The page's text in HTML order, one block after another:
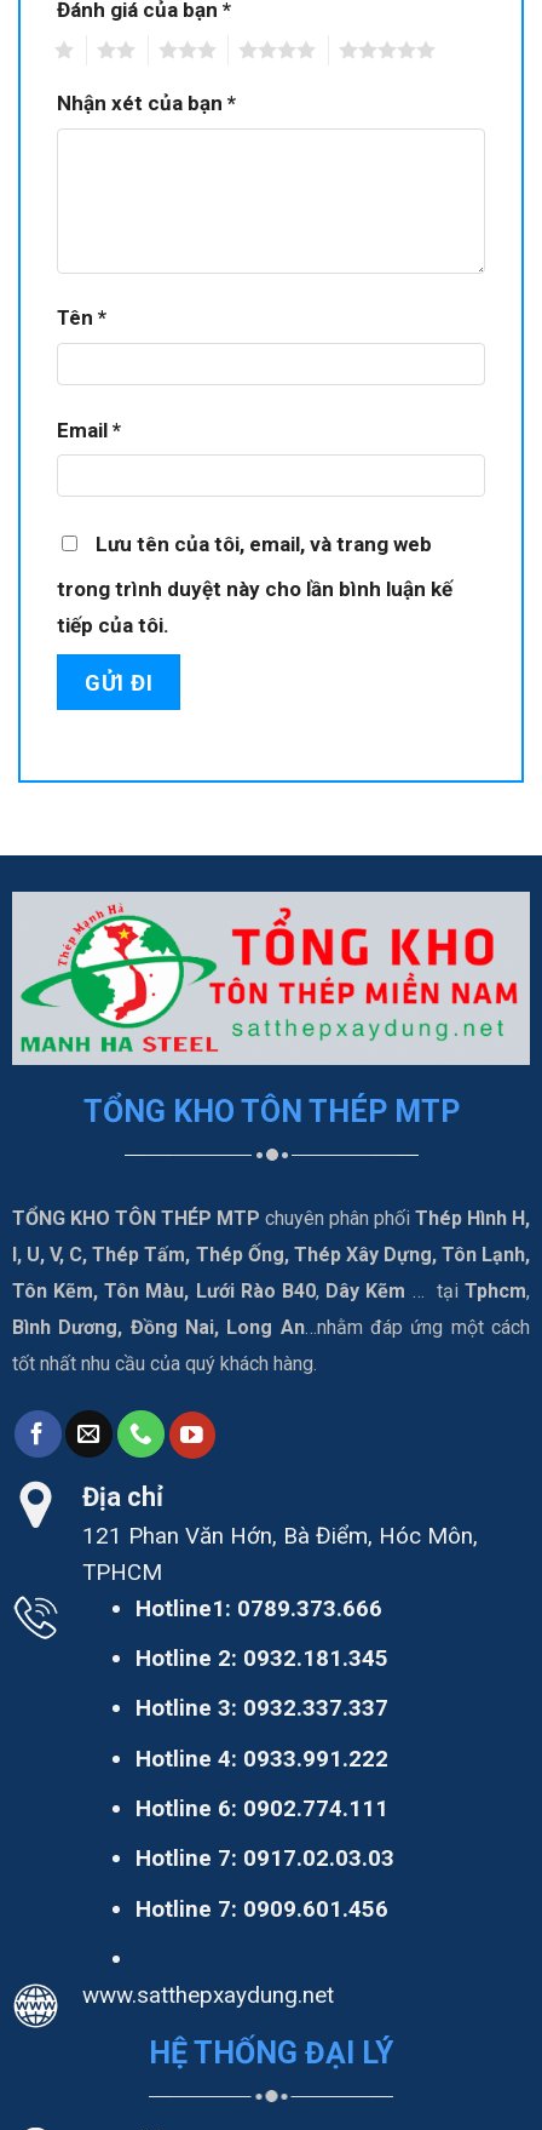
Đánh giá của bạn *
Nhận xét của bạn *
Tên *
Email *
Lưu tên của tôi, email, và trang web
trong trình duyệt này cho lần bình luận kế
tiếp của tôi.
TỔNG KHO TÔN THÉP MTP
TỔNG KHO TÔN THÉP MTP chuyên phân phốiThép Hình H,
I, U, V, C, Thép Tấm, Thép Ống, Thép Xây Dựng, Tôn Lạnh,
Tôn Kẽm, Tôn Màu, Lưới Rào B40, Dây Kẽm … tạiTphcm,
Bình Dương, Đồng Nai, Long An…nhằm đáp ứng một cách
tốt nhất nhu cầu của quý khách hàng.
Địa chỉ
121 Phan Văn Hớn, Bà Điểm, Hóc Môn,
TPHCM
Hotline1: 0789.373.666
Hotline 2: 0932.181.345
Hotline 3: 0932.337.337
Hotline 4: 0933.991.222
Hotline 6: 0902.774.111
Hotline 7: 0917.02.03.03
Hotline 7: 0909.601.456
www.satthepxaydung.net
HỆ THỐNG ĐẠI LÝ